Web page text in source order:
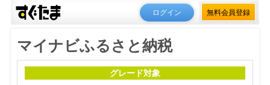
ログイン 無料会員登録
マイナビふるさと納税
グレード対象